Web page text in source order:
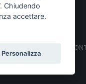
SCIENTIFICHE
Chiudendo
accettare.
Personalizza